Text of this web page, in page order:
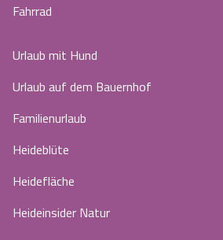
Fahrrad
Urlaub mit Hund
Urlaub auf dem Bauernhof
Familienurlaub
Heideblüte
Heidefläche
Heideinsider Natur